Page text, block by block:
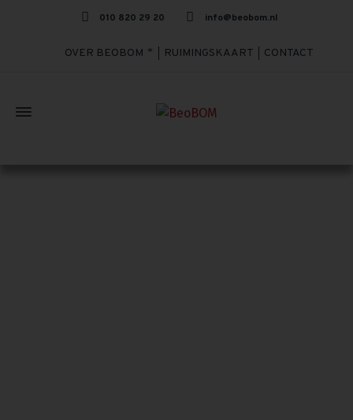
010 820 29 20 info@beobom.nl
OVER BEOBOM RUIMINGSKAART CONTACT